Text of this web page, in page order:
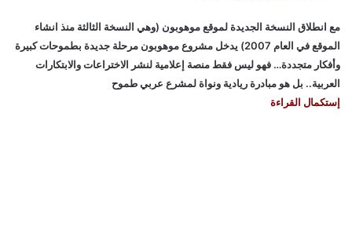
مع انطلاق النسخة الجديدة لموقع موهوبون (وهي النسخة الثالثة منذ انشاء
الموقع في العام 2007) يدخل مشروع موهوبون مرحلة جديدة بطموحات كبيرة
وأفكار متجددة… فهو ليس فقط منصة إعلامية لنشر الاختراعات والابتكارات
العربية.. بل هو مبادرة ريادية ونواة لمشرع عربي طموح
إستكمال القراءة